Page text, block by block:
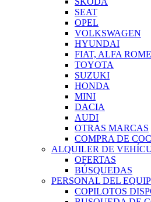
SEAT
OPEL
VOLKSWAGEN
HYUNDAI
FIAT, ALFA
TOYOTA
SUZUKI
HONDA
MINI
DACIA
AUDI
OTRAS MARCAS
COMPRA DE
ALQUILER DE
OFERTAS
BÚSQUEDAS
PERSONAL DEL
COPILOTOS